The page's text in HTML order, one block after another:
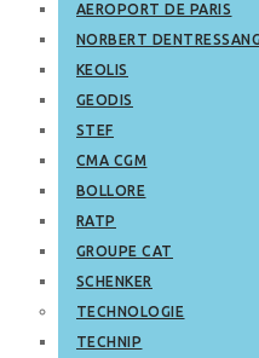
AEROPORT DE PARIS
NORBERT
KEOLIS
GEODIS
STEF
CMA CGM
BOLLORE
RATP
GROUPE CAT
SCHENKER
TECHNOLOGIE
TECHNIP